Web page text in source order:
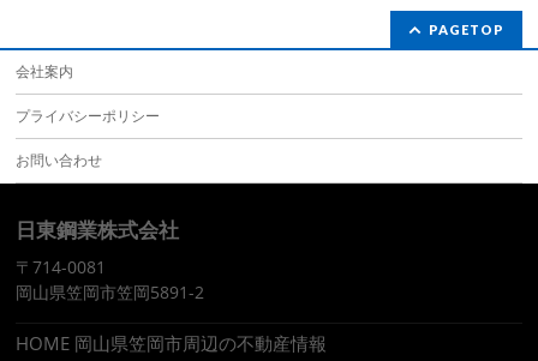
PAGETOP
会社案内
プライバシーポリシー
お問い合わせ
日東鋼業株式会社
〒714-0081
岡山県笠岡市笠岡5891-2
HOME 岡山県笠岡市周辺の不動産情報